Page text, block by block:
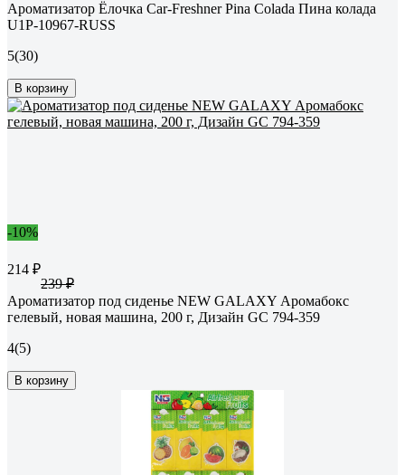
Ароматизатор Ёлочка Car-Freshner Pina Colada Пина колада
U1P-10967-RUSS
5(30)
В корзину
-10%
214 ₽
239 ₽
Ароматизатор под сиденье NEW GALAXY Аромабокс
гелевый, новая машина, 200 г, Дизайн GC 794-359
4(5)
В корзину